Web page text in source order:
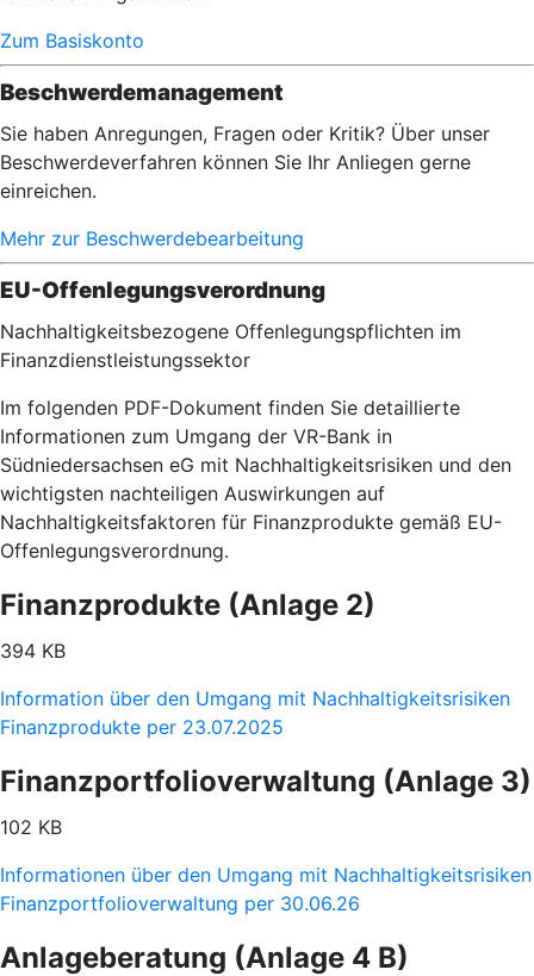
Zum Basiskonto
Beschwerdemanagement
Sie haben Anregungen, Fragen oder Kritik? Über unser
Beschwerdeverfahren können Sie Ihr Anliegen gerne
einreichen.
Mehr zur Beschwerdebearbeitung
EU-Offenlegungsverordnung
Nachhaltigkeitsbezogene Offenlegungspflichten im
Finanzdienstleistungssektor
Im folgenden PDF-Dokument finden Sie detaillierte
Informationen zum Umgang der VR-Bank in
Südniedersachsen eG mit Nachhaltigkeitsrisiken und den
wichtigsten nachteiligen Auswirkungen auf
Nachhaltigkeitsfaktoren für Finanzprodukte gemäß EU-
Offenlegungsverordnung.
Finanzprodukte (Anlage 2)
394 KB
Information über den Umgang mit Nachhaltigkeitsrisiken
Finanzprodukte per 23.07.2025
Finanzportfolioverwaltung (Anlage 3)
102 KB
Informationen über den Umgang mit Nachhaltigkeitsrisiken
Finanzportfolioverwaltung per 30.06.26
Anlageberatung (Anlage 4 B)